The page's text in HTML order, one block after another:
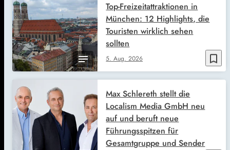
bookmark_border
5. Aug. 2026
Top-Freizeitattraktionen in
München: 12 Highlights, die
Touristen wirklich sehen
sollten
Max Schlereth stellt die
Localism Media GmbH neu
auf und beruft neue
Führungsspitzen für
Gesamtgruppe und Sender